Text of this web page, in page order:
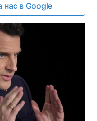
нас в Google